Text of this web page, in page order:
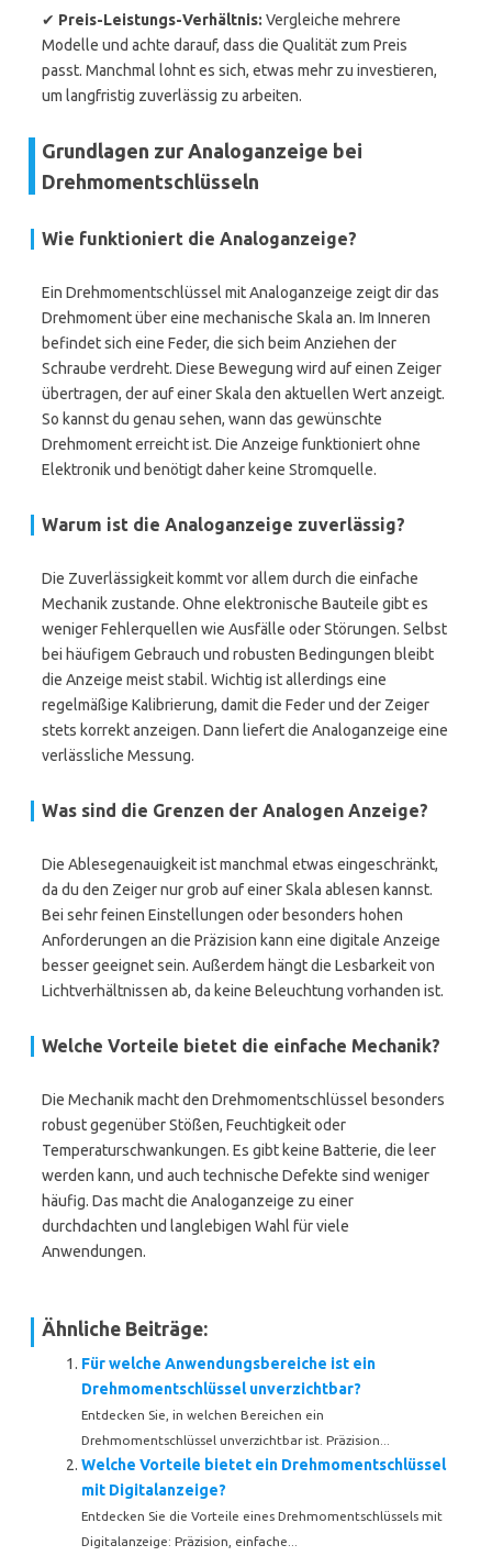
✔ Preis-Leistungs-Verhältnis: Vergleiche mehrere
Modelle und achte darauf, dass die Qualität zum Preis
passt. Manchmal lohnt es sich, etwas mehr zu investieren,
um langfristig zuverlässig zu arbeiten.
Grundlagen zur Analoganzeige bei
Drehmomentschlüsseln
Wie funktioniert die Analoganzeige?
Ein Drehmomentschlüssel mit Analoganzeige zeigt dir das
Drehmoment über eine mechanische Skala an. Im Inneren
befindet sich eine Feder, die sich beim Anziehen der
Schraube verdreht. Diese Bewegung wird auf einen Zeiger
übertragen, der auf einer Skala den aktuellen Wert anzeigt.
So kannst du genau sehen, wann das gewünschte
Drehmoment erreicht ist. Die Anzeige funktioniert ohne
Elektronik und benötigt daher keine Stromquelle.
Warum ist die Analoganzeige zuverlässig?
Die Zuverlässigkeit kommt vor allem durch die einfache
Mechanik zustande. Ohne elektronische Bauteile gibt es
weniger Fehlerquellen wie Ausfälle oder Störungen. Selbst
bei häufigem Gebrauch und robusten Bedingungen bleibt
die Anzeige meist stabil. Wichtig ist allerdings eine
regelmäßige Kalibrierung, damit die Feder und der Zeiger
stets korrekt anzeigen. Dann liefert die Analoganzeige eine
verlässliche Messung.
Was sind die Grenzen der Analogen Anzeige?
Die Ablesegenauigkeit ist manchmal etwas eingeschränkt,
da du den Zeiger nur grob auf einer Skala ablesen kannst.
Bei sehr feinen Einstellungen oder besonders hohen
Anforderungen an die Präzision kann eine digitale Anzeige
besser geeignet sein. Außerdem hängt die Lesbarkeit von
Lichtverhältnissen ab, da keine Beleuchtung vorhanden ist.
Welche Vorteile bietet die einfache Mechanik?
Die Mechanik macht den Drehmomentschlüssel besonders
robust gegenüber Stößen, Feuchtigkeit oder
Temperaturschwankungen. Es gibt keine Batterie, die leer
werden kann, und auch technische Defekte sind weniger
häufig. Das macht die Analoganzeige zu einer
durchdachten und langlebigen Wahl für viele
Anwendungen.
Ähnliche Beiträge:
Für welche Anwendungsbereiche ist ein
Drehmomentschlüssel unverzichtbar?
Entdecken Sie, in welchen Bereichen ein
Drehmomentschlüssel unverzichtbar ist. Präzision...
Welche Vorteile bietet ein Drehmomentschlüssel
mit Digitalanzeige?
Entdecken Sie die Vorteile eines Drehmomentschlüssels mit
Digitalanzeige: Präzision, einfache...